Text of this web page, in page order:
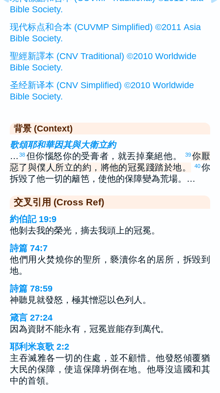
Bible Society.
现代标点和合本 (CUVMP Simplified) ©2011 Asia
Bible Society.
聖經新譯本 (CNV Traditional) ©2010 Worldwide
Bible Society.
圣经新译本 (CNV Simplified) ©2010 Worldwide
Bible Society.
背景 (Context)
歌頌耶和華因其與大衛立約
… 38 但你惱怒你的受膏者，就丟掉棄絕他。 39你厭
惡了與僕人所立的約，將他的冠冕踐踏於地。
40 你
拆毀了他一切的籬笆，使他的保障變為荒場。…
交叉引用 (Cross Ref)
約伯記 19:9
他剝去我的榮光，摘去我頭上的冠冕。
詩篇 74:7
他們用火焚燒你的聖所，褻瀆你名的居所，拆毀到
地。
詩篇 78:59
神聽見就發怒，極其憎惡以色列人。
箴言 27:24
因為資財不能永有，冠冕豈能存到萬代。
耶利米哀歌 2:2
主吞滅雅各一切的住處，並不顧惜。他發怒傾覆猶
大民的保障，使這保障坍倒在地。他辱沒這國和其
中的首領。